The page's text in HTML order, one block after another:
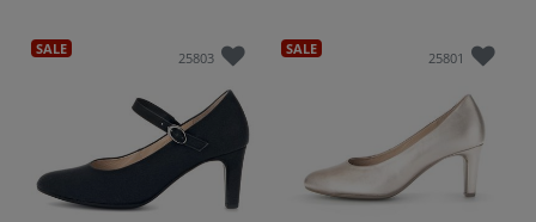
SALE 25803 SALE 25801